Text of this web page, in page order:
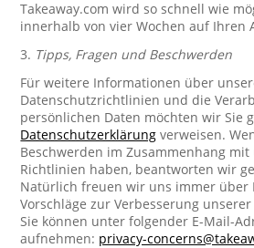
Takeaway.com wird so schnell wie
innerhalb von vier Wochen auf Ihren
3. Tipps, Fragen und Beschwerden
Für weitere Informationen über
Datenschutzrichtlinien und die
persönlichen Daten möchten wir Sie
Datenschutzerklärung verweisen.
Beschwerden im Zusammenhang mit
Richtlinien haben, beantworten wir
Natürlich freuen wir uns immer über
Vorschläge zur Verbesserung
Sie können unter folgender E-Mail-
aufnehmen: privacy-